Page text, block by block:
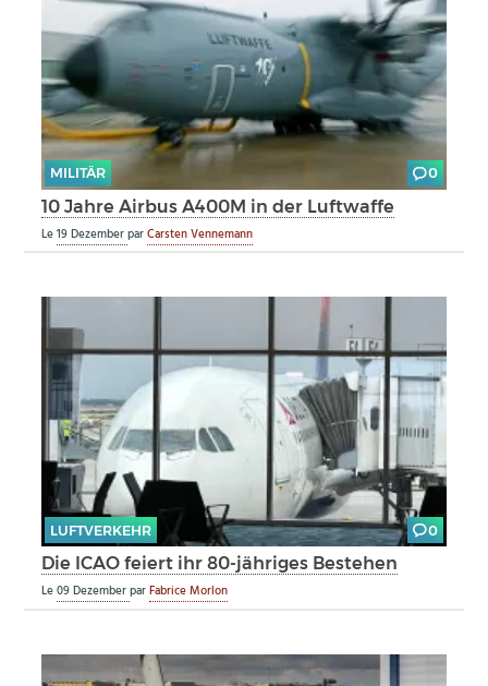
MILITÄR 0
10 Jahre Airbus A400M in der Luftwaffe
Le19 DezemberparCarsten Vennemann
LUFTVERKEHR 0
Die ICAO feiert ihr 80-jähriges Bestehen
Le09 DezemberparFabrice Morlon